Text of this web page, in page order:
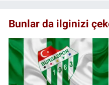
Bunlar da ilginizi